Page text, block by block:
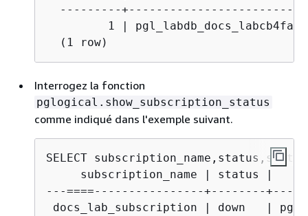
---------
1 |
  (1 row)
Interrogez la fonction
pglogical.show_subscription_status
comme indiqué dans l'exemple suivant.
subscription_name | status |
---====----------------+--------
docs_lab_subscription | down   |